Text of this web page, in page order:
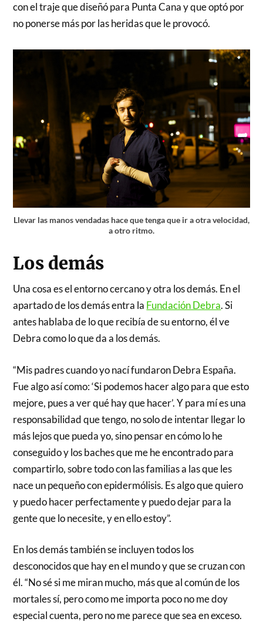
con el traje que diseñó para Punta Cana y que optó por
no ponerse más por las heridas que le provocó.
Llevar las manos vendadas hace que tenga que ir a otra velocidad,
a otro ritmo.
Los demás
Una cosa es el entorno cercano y otra los demás. En el
apartado de los demás entra la Fundación Debra. Si
antes hablaba de lo que recibía de su entorno, él ve
Debra como lo que da a los demás.
“Mis padres cuando yo nací fundaron Debra España.
Fue algo así como: ‘Si podemos hacer algo para que esto
mejore, pues a ver qué hay que hacer’. Y para mí es una
responsabilidad que tengo, no solo de intentar llegar lo
más lejos que pueda yo, sino pensar en cómo lo he
conseguido y los baches que me he encontrado para
compartirlo, sobre todo con las familias a las que les
nace un pequeño con epidermólisis. Es algo que quiero
y puedo hacer perfectamente y puedo dejar para la
gente que lo necesite, y en ello estoy”.
En los demás también se incluyen todos los
desconocidos que hay en el mundo y que se cruzan con
él. “No sé si me miran mucho, más que al común de los
mortales sí, pero como me importa poco no me doy
especial cuenta, pero no me parece que sea en exceso.